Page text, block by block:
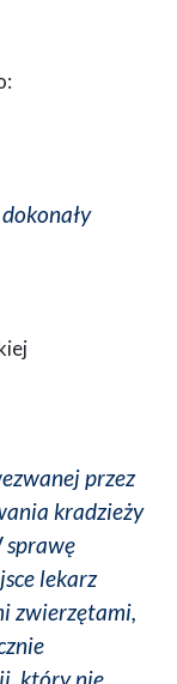
przez
kradzieży
sprawę
lekarz
zwierzętami,